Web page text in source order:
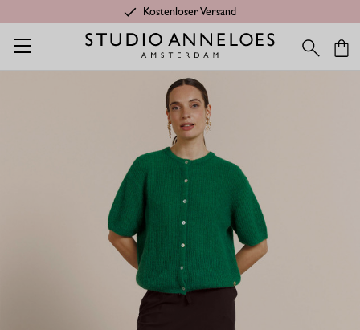
Kostenloser Versand
Startseite Shop Kategorien Letzte Chance Chloe rock -